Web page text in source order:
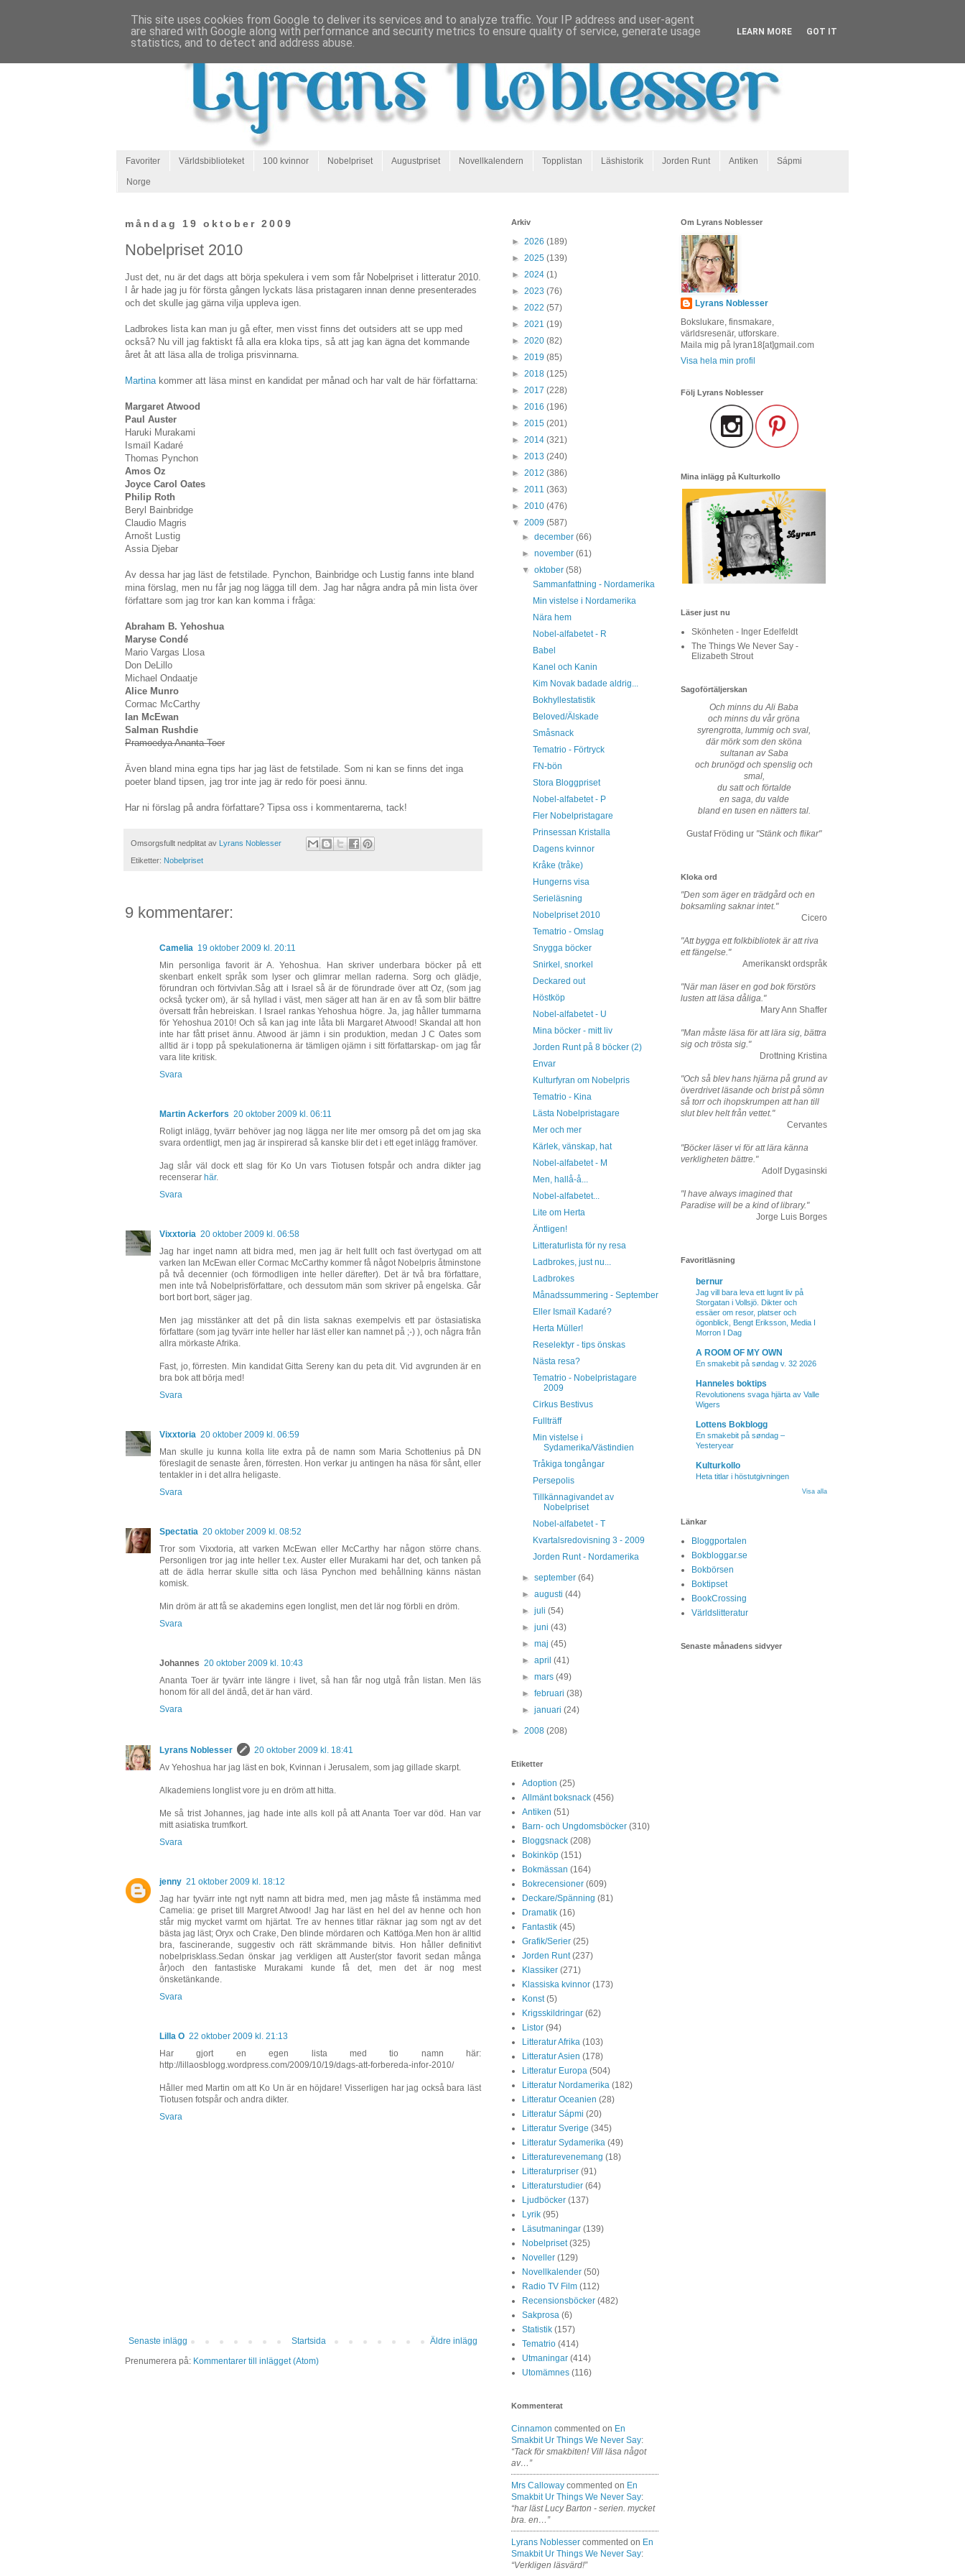
Favoriter Världsbiblioteket 100 kvinnor Nobelpriset Augustpriset Novellkalendern Topplistan Läshistorik Jorden Runt Antiken Sápmi
Norge
måndag 19 oktober 2009
Nobelpriset 2010
Just det, nu är det dags att börja spekulera i vem som får Nobelpriset i litteratur 2010.
I år hade jag ju för första gången lyckats läsa pristagaren innan denne presenterades
och det skulle jag gärna vilja uppleva igen.
Ladbrokes lista kan man ju gå efter, men visst finns det outsiders att se upp med
också? Nu vill jag faktiskt få alla era kloka tips, så att jag kan ägna det kommande
året åt att läsa alla de troliga prisvinnarna.
Martinakommer att läsa minst en kandidat per månad och har valt de här författarna:
Margaret Atwood
Paul Auster
Haruki Murakami
Ismaïl Kadaré
Thomas Pynchon
Amos Oz
Joyce Carol Oates
Philip Roth
Beryl Bainbridge
Claudio Magris
Arnošt Lustig
Assia Djebar
Av dessa har jag läst de fetstilade. Pynchon, Bainbridge och Lustig fanns inte bland
mina förslag, men nu får jag nog lägga till dem. Jag har några andra på min lista över
författare som jag tror kan kan komma i fråga:
Abraham B. Yehoshua
Maryse Condé
Mario Vargas Llosa
Don DeLillo
Michael Ondaatje
Alice Munro
Cormac McCarthy
Ian McEwan
Salman Rushdie
Pramoedya Ananta Toer
Även bland mina egna tips har jag läst de fetstilade. Som ni kan se finns det inga
poeter bland tipsen, jag tror inte jag är redo för poesi ännu.
Har ni förslag på andra författare? Tipsa oss i kommentarerna, tack!
Omsorgsfullt nedplitat av Lyrans Noblesser
Etiketter: Nobelpriset
9 kommentarer:
Camelia 19 oktober 2009 kl. 20:11
Min personliga favorit är A. Yehoshua. Han skriver underbara böcker på ett
skenbart enkelt språk som lyser och glimrar mellan raderna. Sorg och glädje,
förundran och förtvivlan.Såg att i Israel så är de förundrade över att Oz, (som jag
också tycker om), är så hyllad i väst, men säger att han är en av få som blir bättre
översatt från hebreiskan. I Israel rankas Yehoshua högre. Ja, jag håller tummarna
för Yehoshua 2010! Och så kan jag inte låta bli Margaret Atwood! Skandal att hon
inte har fått priset ännu. Atwood är jämn i sin produktion, medan J C Oates som
alltid är i topp på spekulationerna är tämligen ojämn i sitt författarskap- om jag får
vara lite kritisk.
Svara
Martin Ackerfors 20 oktober 2009 kl. 06:11
Roligt inlägg, tyvärr behöver jag nog lägga ner lite mer omsorg på det om jag ska
svara ordentligt, men jag är inspirerad så kanske blir det i ett eget inlägg framöver.
Jag slår väl dock ett slag för Ko Un vars Tiotusen fotspår och andra dikter jag
recenserar här.
Svara
Vixxtoria 20 oktober 2009 kl. 06:58
Jag har inget namn att bidra med, men jag är helt fullt och fast övertygad om att
varken Ian McEwan eller Cormac McCarthy kommer få något Nobelpris åtminstone
på två decennier (och förmodligen inte heller därefter). Det är två bra författare,
men inte två Nobelprisförfattare, och dessutom män som skriver på engelska. Går
bort bort bort, säger jag.
Men jag misstänker att det på din lista saknas exempelvis ett par östasiatiska
författare (som jag tyvärr inte heller har läst eller kan namnet på ;-) ), och några från
allra mörkaste Afrika.
Fast, jo, förresten. Min kandidat Gitta Sereny kan du peta dit. Vid avgrunden är en
bra bok att börja med!
Svara
Vixxtoria 20 oktober 2009 kl. 06:59
Man skulle ju kunna kolla lite extra på de namn som Maria Schottenius på DN
föreslagit de senaste åren, förresten. Hon verkar ju antingen ha näsa för sånt, eller
tentakler in i det allra heligaste.
Svara
Spectatia 20 oktober 2009 kl. 08:52
Tror som Vixxtoria, att varken McEwan eller McCarthy har någon större chans.
Personligen tror jag inte heller t.ex. Auster eller Murakami har det, och tanken på
att de ädla herrar skulle sitta och läsa Pynchon med behållning känns nästan
komisk.
Min dröm är att få se akademins egen longlist, men det lär nog förbli en dröm.
Svara
Johannes 20 oktober 2009 kl. 10:43
Ananta Toer är tyvärr inte längre i livet, så han får nog utgå från listan. Men läs
honom för all del ändå, det är han värd.
Svara
Lyrans Noblesser
20 oktober 2009 kl. 18:41
Av Yehoshua har jag läst en bok, Kvinnan i Jerusalem, som jag gillade skarpt.
Alkademiens longlist vore ju en dröm att hitta.
Me så trist Johannes, jag hade inte alls koll på att Ananta Toer var död. Han var
mitt asiatiska trumfkort.
Svara
jenny 21 oktober 2009 kl. 18:12
Jag har tyvärr inte ngt nytt namn att bidra med, men jag måste få instämma med
Camelia: ge priset till Margret Atwood! Jag har läst en hel del av henne och hon
står mig mycket varmt om hjärtat. Tre av hennes titlar räknar jag som ngt av det
bästa jag läst; Oryx och Crake, Den blinde mördaren och Kattöga.Men hon är alltid
bra, fascinerande, suggestiv och rätt skrämmande bitvis. Hon håller definitivt
nobelprisklass.Sedan önskar jag verkligen att Auster(stor favorit sedan många
år)och den fantastiske Murakami kunde få det, men det är nog mest
önsketänkande.
Svara
Lilla O 22 oktober 2009 kl. 21:13
Har gjort en egen lista med tio namn här:
http://lillaosblogg.wordpress.com/2009/10/19/dags-att-forbereda-infor-2010/
Håller med Martin om att Ko Un är en höjdare! Visserligen har jag också bara läst
Tiotusen fotspår och andra dikter.
Svara
Senaste inlägg Äldre inlägg
Startsida
Prenumerera på: Kommentarer till inlägget (Atom)
Arkiv
► 2026 (189)
► 2025 (139)
► 2024 (1)
► 2023 (76)
► 2022 (57)
► 2021 (19)
► 2020 (82)
► 2019 (85)
► 2018 (125)
► 2017 (228)
► 2016 (196)
► 2015 (201)
► 2014 (321)
► 2013 (240)
► 2012 (386)
► 2011 (363)
► 2010 (476)
▼ 2009 (587)
►december(66)
►november(61)
▼oktober(58)
Sammanfattning - Nordamerika
Min vistelse i Nordamerika
Nära hem
Nobel-alfabetet - R
Babel
Kanel och Kanin
Kim Novak badade aldrig...
Bokhyllestatistik
Beloved/Älskade
Småsnack
Tematrio - Förtryck
FN-bön
Stora Bloggpriset
Nobel-alfabetet - P
Fler Nobelpristagare
Prinsessan Kristalla
Dagens kvinnor
Kråke (tråke)
Hungerns visa
Serieläsning
Nobelpriset 2010
Tematrio - Omslag
Snygga böcker
Snirkel, snorkel
Deckared out
Höstköp
Nobel-alfabetet - U
Mina böcker - mitt liv
Jorden Runt på 8 böcker (2)
Envar
Kulturfyran om Nobelpris
Tematrio - Kina
Lästa Nobelpristagare
Mer och mer
Kärlek, vänskap, hat
Nobel-alfabetet - M
Men, hallå-å...
Nobel-alfabetet...
Lite om Herta
Äntligen!
Litteraturlista för ny resa
Ladbrokes, just nu...
Ladbrokes
Månadssummering - September
Eller Ismaïl Kadaré?
Herta Müller!
Reselektyr - tips önskas
Nästa resa?
Tematrio - Nobelpristagare
2009
Cirkus Bestivus
Fullträff
Min vistelse i
Sydamerika/Västindien
Tråkiga tongångar
Persepolis
Tillkännagivandet av
Nobelpriset
Nobel-alfabetet - T
Kvartalsredovisning 3 - 2009
Jorden Runt - Nordamerika
►september(64)
►augusti(44)
►juli(54)
►juni(43)
►maj(45)
►april(41)
►mars(49)
►februari(38)
►januari(24)
► 2008 (208)
Etiketter
Adoption (25)
Allmänt boksnack (456)
Antiken (51)
Barn- och Ungdomsböcker (310)
Bloggsnack (208)
Bokinköp (151)
Bokmässan (164)
Bokrecensioner (609)
Deckare/Spänning (81)
Dramatik (16)
Fantastik (45)
Grafik/Serier (25)
Jorden Runt (237)
Klassiker (271)
Klassiska kvinnor (173)
Konst (5)
Krigsskildringar (62)
Listor (94)
Litteratur Afrika (103)
Litteratur Asien (178)
Litteratur Europa (504)
Litteratur Nordamerika (182)
Litteratur Oceanien (28)
Litteratur Sápmi (20)
Litteratur Sverige (345)
Litteratur Sydamerika (49)
Litteraturevenemang (18)
Litteraturpriser (91)
Litteraturstudier (64)
Ljudböcker (137)
Lyrik (95)
Läsutmaningar (139)
Nobelpriset (325)
Noveller (129)
Novellkalender (50)
Radio TV Film (112)
Recensionsböcker (482)
Sakprosa (6)
Statistik (157)
Tematrio (414)
Utmaningar (414)
Utomämnes (116)
Kommenterat
Cinnamon commented on En
Smakbit Ur Things We Never Say:
“Tack för smakbiten! Vill läsa något
av…”
Mrs Calloway commented on En
Smakbit Ur Things We Never Say:
“har läst Lucy Barton - serien. mycket
bra. en…”
Lyrans Noblesser commented on En
Smakbit Ur Things We Never Say:
“Verkligen läsvärd!”
Om Lyrans Noblesser
Lyrans Noblesser
Bokslukare, finsmakare,
världsresenär, utforskare.
Maila mig på lyran18[at]gmail.com
Visa hela min profil
Följ Lyrans Noblesser
Mina inlägg på Kulturkollo
Läser just nu
Skönheten - Inger Edelfeldt
The Things We Never Say -
Elizabeth Strout
Sagoförtäljerskan
Och minns du Ali Baba
och minns du vår gröna
syrengrotta, lummig och sval,
där mörk som den sköna
sultanan av Saba
och brunögd och spenslig och
smal,
du satt och förtalde
en saga, du valde
bland en tusen en nätters tal.
Gustaf Fröding ur "Stänk och flikar"
Kloka ord
"Den som äger en trädgård och en
boksamling saknar intet."
Cicero
"Att bygga ett folkbibliotek är att riva
ett fängelse."
Amerikanskt ordspråk
"När man läser en god bok förstörs
lusten att läsa dåliga."
Mary Ann Shaffer
"Man måste läsa för att lära sig, bättra
sig och trösta sig."
Drottning Kristina
"Och så blev hans hjärna på grund av
överdrivet läsande och brist på sömn
så torr och ihopskrumpen att han till
slut blev helt från vettet."
Cervantes
"Böcker läser vi för att lära känna
verkligheten bättre."
Adolf Dygasinski
"I have always imagined that
Paradise will be a kind of library."
Jorge Luis Borges
Favoritläsning
bernur
Jag vill bara leva ett lugnt liv på
Storgatan i Vollsjö. Dikter och
essäer om resor, platser och
ögonblick, Bengt Eriksson, Media I
Morron I Dag
A ROOM OF MY OWN
En smakebit på søndag v. 32 2026
Hanneles boktips
Revolutionens svaga hjärta av Valle
Wigers
Lottens Bokblogg
En smakebit på søndag –
Yesteryear
Kulturkollo
Heta titlar i höstutgivningen
Visa alla
Länkar
Bloggportalen
Bokbloggar.se
Bokbörsen
Boktipset
BookCrossing
Världslitteratur
Senaste månadens sidvyer
This site uses cookies from Google to deliver its services and to analyze traffic. Your IP address and user-agent
are shared with Google along with performance and security metrics to ensure quality of service, generate usage
statistics, and to detect and address abuse.
LEARN MORE GOT IT